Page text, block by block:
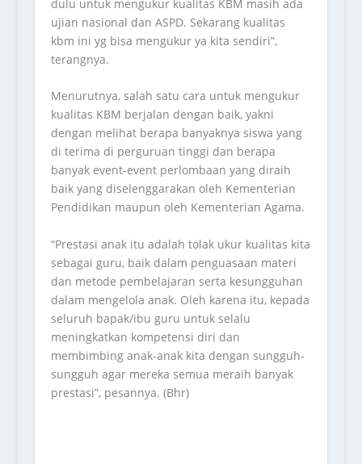
dulu untuk mengukur kualitas KBM masih ada
ujian nasional dan ASPD. Sekarang kualitas
kbm ini yg bisa mengukur ya kita sendiri”,
terangnya.
Menurutnya, salah satu cara untuk mengukur
kualitas KBM berjalan dengan baik, yakni
dengan melihat berapa banyaknya siswa yang
di terima di perguruan tinggi dan berapa
banyak event-event perlombaan yang diraih
baik yang diselenggarakan oleh Kementerian
Pendidikan maupun oleh Kementerian Agama.
“Prestasi anak itu adalah tolak ukur kualitas kita
sebagai guru, baik dalam penguasaan materi
dan metode pembelajaran serta kesungguhan
dalam mengelola anak. Oleh karena itu, kepada
seluruh bapak/ibu guru untuk selalu
meningkatkan kompetensi diri dan
membimbing anak-anak kita dengan sungguh-
sungguh agar mereka semua meraih banyak
prestasi”, pesannya. (Bhr)